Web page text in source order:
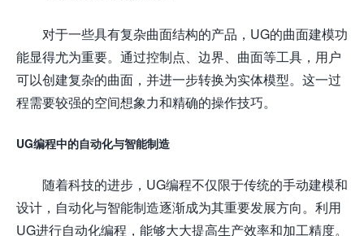
对于一些具有复杂曲面结构的产品，UG的曲面建模功
能显得尤为重要。通过控制点、边界、曲面等工具，用户
可以创建复杂的曲面，并进一步转换为实体模型。这一过
程需要较强的空间想象力和精确的操作技巧。
UG编程中的自动化与智能制造
随着科技的进步，UG编程不仅限于传统的手动建模和
设计，自动化与智能制造逐渐成为其重要发展方向。利用
UG进行自动化编程，能够大大提高生产效率和加工精度。